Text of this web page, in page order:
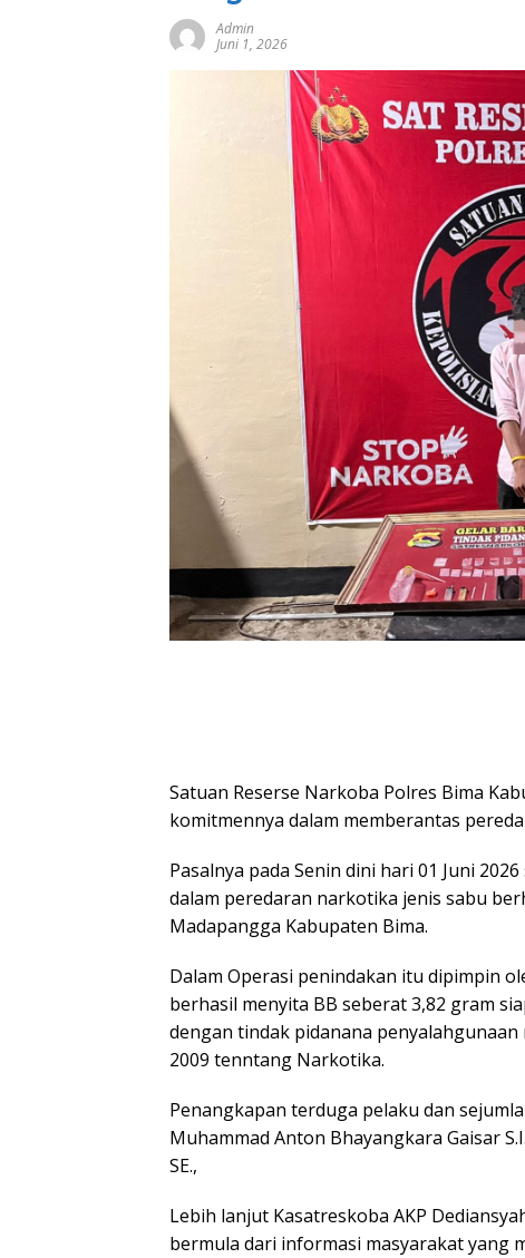
Admin
Juni 1, 2026
Satuan Reserse Narkoba Polres Bima
komitmennya dalam memberantas
Pasalnya pada Senin dini hari 01 Juni
dalam peredaran narkotika jenis sabu
Madapangga Kabupaten Bima.
Dalam Operasi penindakan itu dipimpin
berhasil menyita BB seberat 3,82 gram
dengan tindak pidanana
2009 tenntang Narkotika.
Penangkapan terduga pelaku dan
Muhammad Anton Bhayangkara Gaisar
SE.,
Lebih lanjut Kasatreskoba AKP
bermula dari informasi masyarakat yang